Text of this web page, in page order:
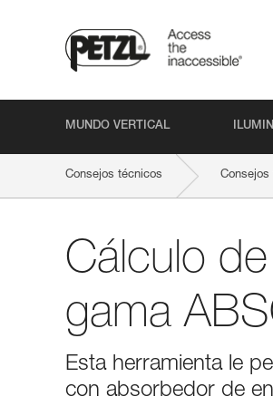
MUNDO VERTICAL
Consejos técnicos
Cálculo
gama
Esta herramienta le
con absorbedor de